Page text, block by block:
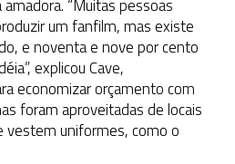
“Muitas pessoas
um fanfilm, mas existe
e noventa e nove por cento
explicou Cave,
economizar orçamento com
foram aproveitadas de locais
vestem uniformes, como o